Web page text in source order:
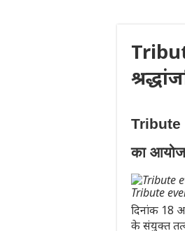
Tribute
का
Tribute
दिनांक 18
के संयुक्त